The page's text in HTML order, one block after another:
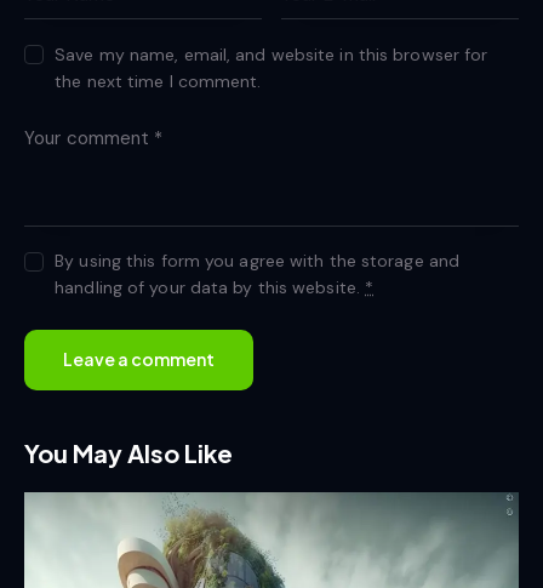
Save my name, email, and website in this browser for
the next time I comment.
By using this form you agree with the storage and
handling of your data by this website. *
You May Also Like